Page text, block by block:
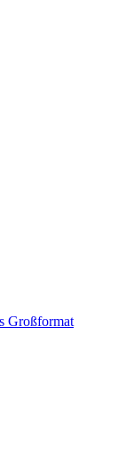
Großformat